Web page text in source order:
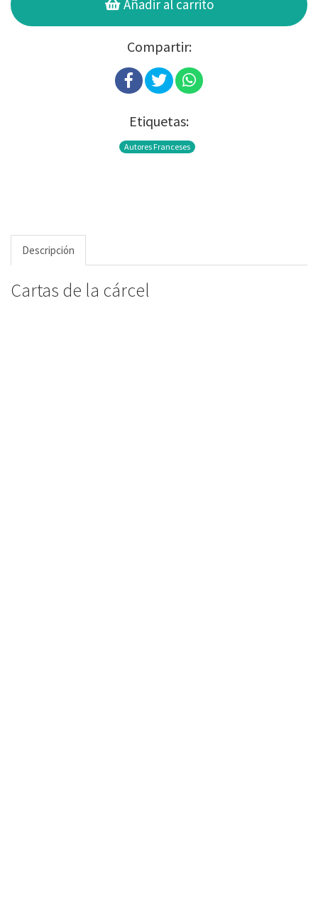
Añadir al carrito
Compartir:
Etiquetas:
Autores Franceses
Descripción
Cartas de la cárcel